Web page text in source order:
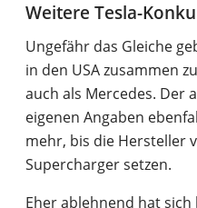
Weitere Tesla-
Ungefähr das Gleiche
in den USA zusammen
auch als Mercedes. Der
eigenen Angaben
mehr, bis die Hersteller
Supercharger setzen.
Eher ablehnend hat